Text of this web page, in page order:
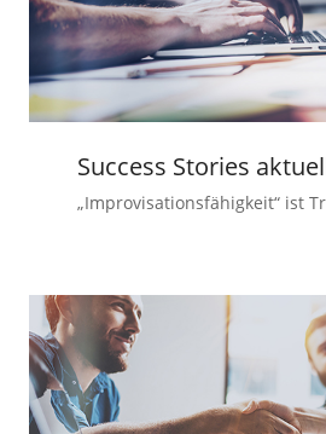
Success Stories
„Improvisationsfähigkeit“ ist